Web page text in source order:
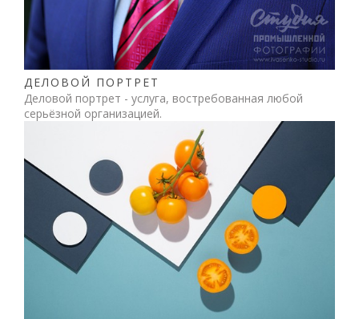
ДЕЛОВОЙ ПОРТРЕТ
Деловой портрет - услуга, востребованная любой
серьёзной организацией.